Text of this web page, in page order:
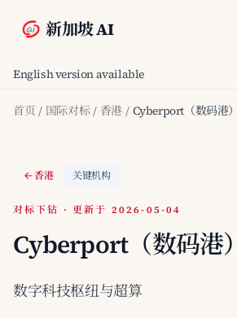
新加坡 AI
English version available
首页 / 国际对标 / 香港 / Cyberport（数码港）
香港 关键机构
对标下钻 · 更新于 2026-05-04
Cyberport（数码港）
数字科技枢纽与超算